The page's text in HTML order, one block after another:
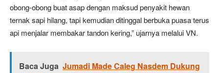
obong-obong buat asap dengan maksud penyakit hewan
ternak sapi hilang, tapi kemudian ditinggal berbuka puasa terus
api menjalar membakar tandon kering,” ujarnya melalui VN.
Baca Juga Jumadi Made Caleg Nasdem Dukung